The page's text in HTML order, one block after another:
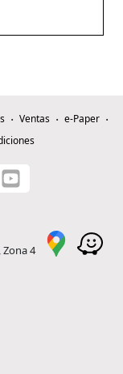
Ventas
e-Paper
Zona 4